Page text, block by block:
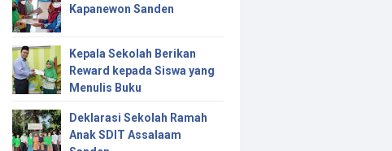
Kapanewon Sanden
Kepala Sekolah Berikan
Reward kepada Siswa yang
Menulis Buku
Deklarasi Sekolah Ramah
Anak SDIT Assalaam